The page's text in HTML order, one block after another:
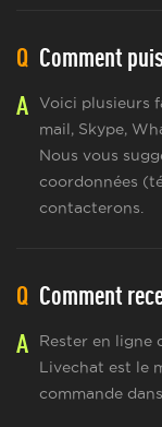
Q Comment
A
Voici plusieurs
mail, Skype,
Nous vous
coordonnées
contacterons.
Q Comment
A
Rester en ligne
Livechat est le
commande